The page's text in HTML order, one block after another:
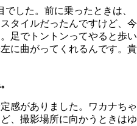
した。前に乗ったときは、
タイルだったんですけど、今
足でトントンってやると歩い
に曲がってくれるんです。貴
感がありました。ワカナちゃ
、撮影場所に向かうときはゆ